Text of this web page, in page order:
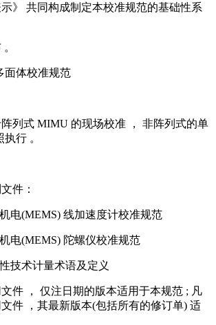
》 共同构成制定本校准规范的基础性系
面体校准规范
列式 MIMU 的现场校准 ， 非阵列式的单
行 。
件：
电(MEMS) 线加速度计校准规范
电(MEMS) 陀螺仪校准规范
技术计量术语及定义
件 ， 仅注日期的版本适用于本规范 ; 凡
件 ，其最新版本(包括所有的修订单) 适